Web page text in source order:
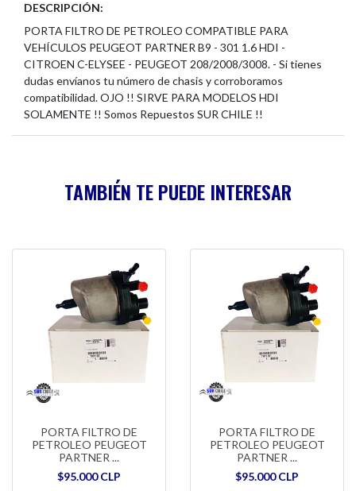
DESCRIPCIÓN:
PORTA FILTRO DE PETROLEO COMPATIBLE PARA
VEHÍCULOS PEUGEOT PARTNER B9 - 301 1.6 HDI -
CITROEN C-ELYSEE - PEUGEOT 208/2008/3008. - Si tienes
dudas envíanos tu número de chasis y corroboramos
compatibilidad. OJO !! SIRVE PARA MODELOS HDI
SOLAMENTE !! Somos Repuestos SUR CHILE !!
TAMBIÉN TE PUEDE INTERESAR
PORTA FILTRO DE
PETROLEO PEUGEOT
PARTNER ...
$95.000 CLP
PORTA FILTRO DE
PETROLEO PEUGEOT
PARTNER ...
$95.000 CLP